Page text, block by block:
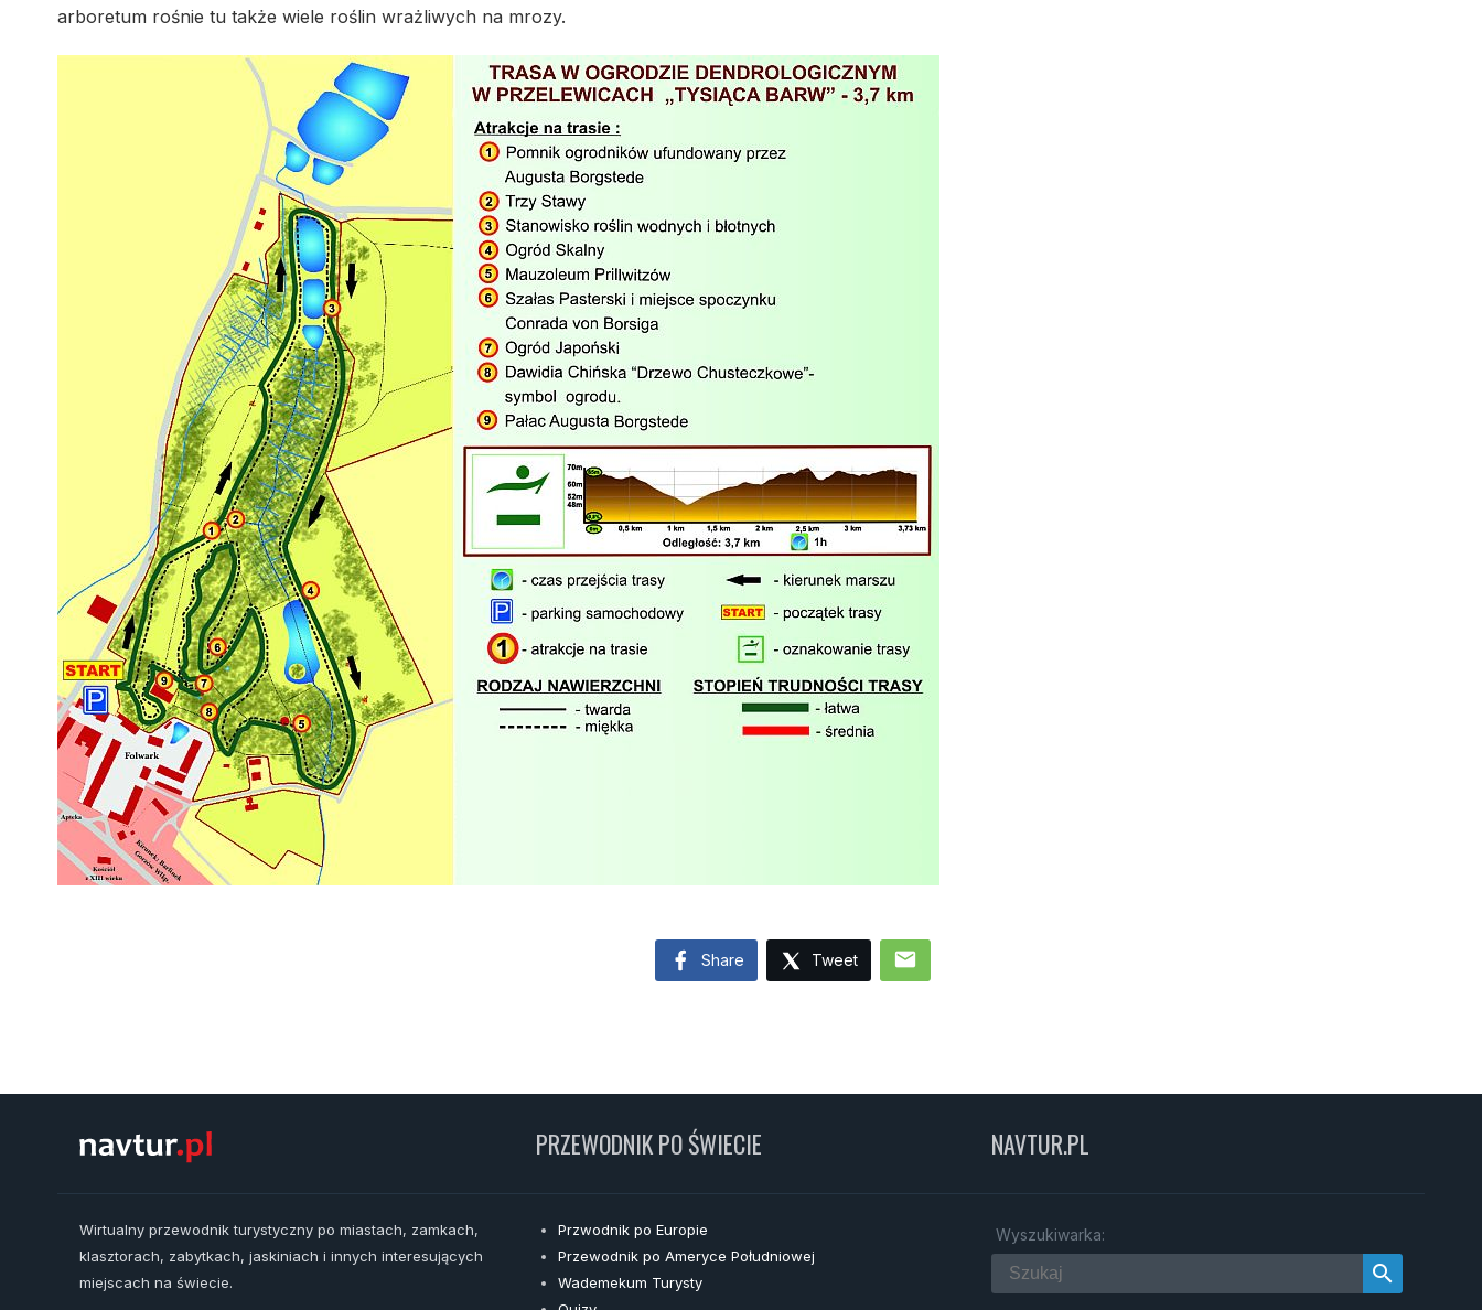
arboretum rośnie tu także wiele roślin wrażliwych na mrozy.
Share Tweet mail
Wirtualny przewodnik turystyczny po miastach, zamkach,
klasztorach, zabytkach, jaskiniach i innych interesujących
miejscach na świecie.
PRZEWODNIK PO ŚWIECIE
Przwodnik po Europie
Przewodnik po Ameryce Południowej
Wademekum Turysty
NAVTUR.PL
Wyszukiwarka:
search